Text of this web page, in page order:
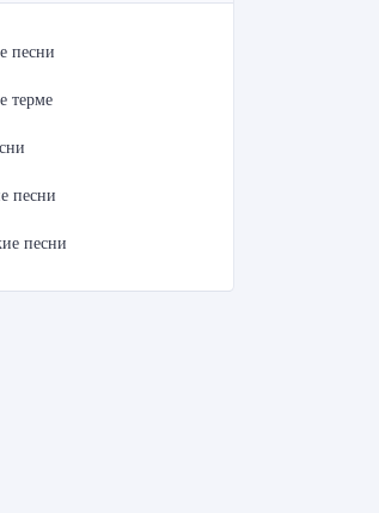
песни
терме
песни
песни